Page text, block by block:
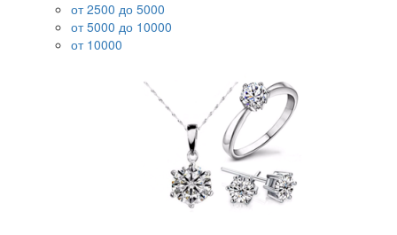
от 2500 до 5000
от 5000 до 10000
от 10000